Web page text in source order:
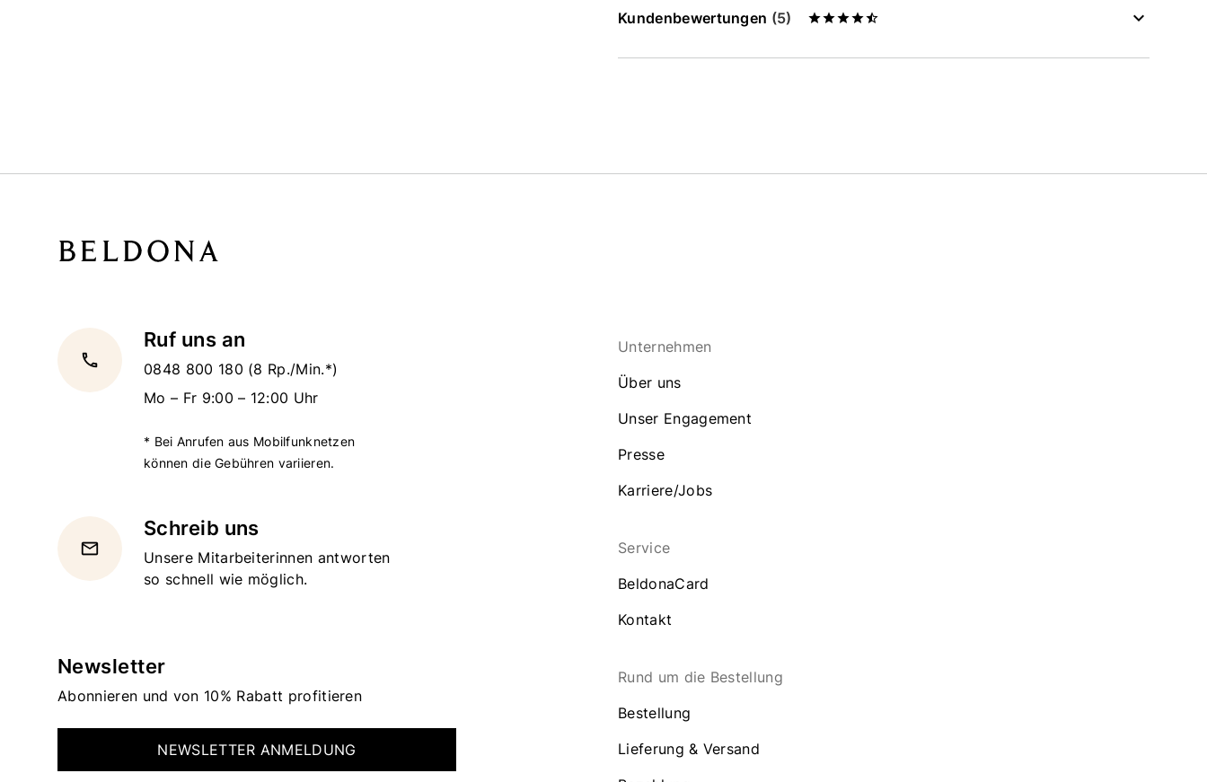
Kundenbewertungen (5)
local_phone
Ruf uns an
0848 800 180 (8 Rp./Min.*)
Mo – Fr 9:00 – 12:00 Uhr
* Bei Anrufen aus Mobilfunknetzen
können die Gebühren variieren.
email
Schreib uns
Unsere Mitarbeiterinnen antworten
so schnell wie möglich.
Newsletter
Abonnieren und von 10% Rabatt profitieren
NEWSLETTER ANMELDUNG
Unternehmen
Über uns
Unser Engagement
Presse
Karriere/Jobs
Service
BeldonaCard
Kontakt
Rund um die Bestellung
Bestellung
Lieferung & Versand